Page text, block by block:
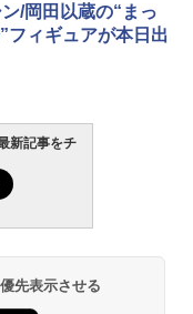
/岡田以蔵の“まっ
フィギュアが本日出
新記事をチ
先表示させる